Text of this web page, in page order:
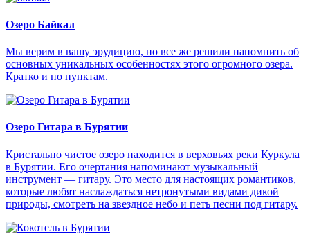
Озеро Байкал
Мы верим в вашу эрудицию, но все же решили напомнить об
основных уникальных особенностях этого огромного озера.
Кратко и по пунктам.
Озеро Гитара в Бурятии
Кристально чистое озеро находится в верховьях реки Куркула
в Бурятии. Его очертания напоминают музыкальный
инструмент — гитару. Это место для настоящих романтиков,
которые любят наслаждаться нетронутыми видами дикой
природы, смотреть на звездное небо и петь песни под гитару.